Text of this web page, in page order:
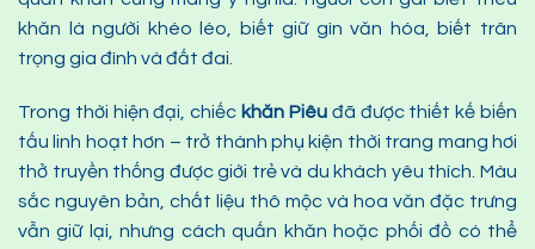
khăn là người khéo léo, biết giữ gìn văn hóa, biết trân
trọng gia đình và đất đai.
Trong thời hiện đại, chiếc khăn Piêuđã được thiết kế biến
tấu linh hoạt hơn – trở thành phụ kiện thời trang mang hơi
thở truyền thống được giới trẻ và du khách yêu thích. Màu
sắc nguyên bản, chất liệu thô mộc và hoa văn đặc trưng
vẫn giữ lại, nhưng cách quấn khăn hoặc phối đồ có thể